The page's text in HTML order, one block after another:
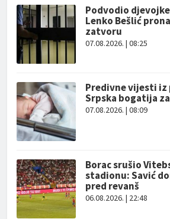
Podvodio
Lenko Bešlić
zatvoru
07.08.2026. | 08:25
Predivne vijesti
Srpska bogatija
07.08.2026. | 08:09
Borac srušio
stadionu: Savić
pred revanš
06.08.2026. | 22:48